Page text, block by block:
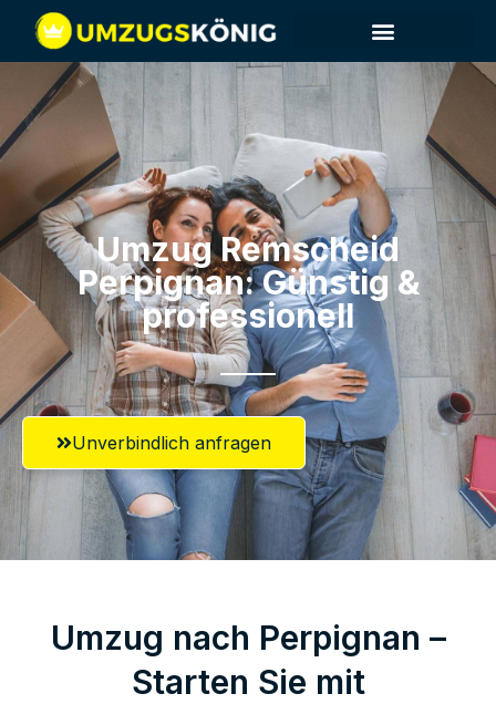
Umzug Remscheid​
Perpignan: Günstig &
professionell​
Unverbindlich anfragen
Umzug nach Perpignan –
Starten Sie mit